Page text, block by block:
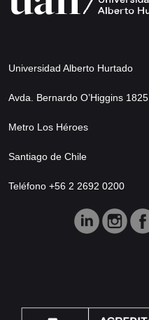
Universidad Alberto Hurtado
Avda. Bernardo O’Higgins 1825
Metro Los Héroes
Santiago de Chile
Teléfono +56 2 2692 0200